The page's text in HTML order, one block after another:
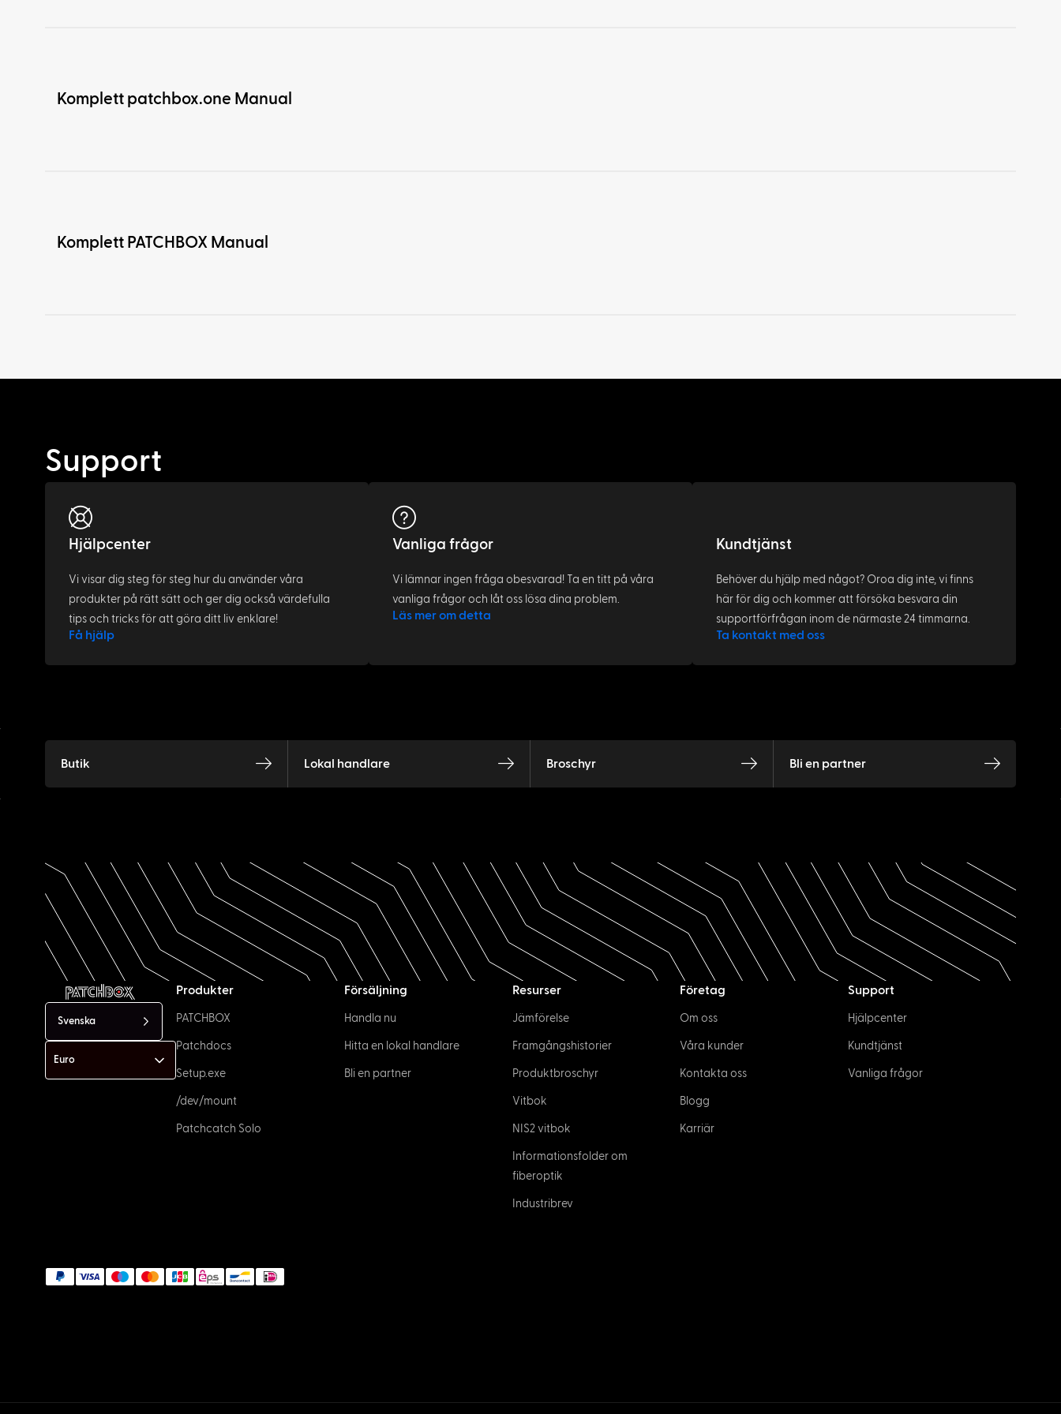
Komplett patchbox.one Manual
Komplett PATCHBOX Manual
Support
Hjälpcenter
Vi visar dig steg för steg hur du använder våra
produkter på rätt sätt och ger dig också värdefulla
tips och tricks för att göra ditt liv enklare!
Få hjälp
Vanliga frågor
Vi lämnar ingen fråga obesvarad! Ta en titt på våra
vanliga frågor och låt oss lösa dina problem.
Läs mer om detta
Kundtjänst
Behöver du hjälp med något? Oroa dig inte, vi finns
här för dig och kommer att försöka besvara din
supportförfrågan inom de närmaste 24 timmarna.
Ta kontakt med oss
Butik Lokal handlare Broschyr Bli en partner
Svenska
Produkter
PATCHBOX
Patchdocs
Setup.exe
/dev/mount
Patchcatch Solo
Försäljning
Handla nu
Hitta en lokal handlare
Bli en partner
Resurser
Jämförelse
Framgångshistorier
Produktbroschyr
Vitbok
NIS2 vitbok
Informationsfolder om
fiberoptik
Industribrev
Företag
Om oss
Våra kunder
Kontakta oss
Blogg
Karriär
Support
Hjälpcenter
Kundtjänst
Vanliga frågor